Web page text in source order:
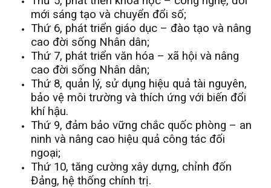
mới sáng tạo và chuyển đổi số;
Thứ 6, phát triển giáo dục – đào tạo và nâng
cao đời sống Nhân dân;
Thứ 7, phát triển văn hóa – xã hội và nâng
cao đời sống Nhân dân;
Thứ 8, quản lý, sử dụng hiệu quả tài nguyên,
bảo vệ môi trường và thích ứng với biến đổi
khí hậu.
Thứ 9, đảm bảo vững chắc quốc phòng – an
ninh và nâng cao hiệu quả công tác đối
ngoại;
Thứ 10, tăng cường xây dựng, chỉnh đốn
Đảng, hệ thống chính trị.